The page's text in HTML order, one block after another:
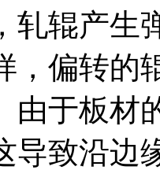
轧辊产生
，偏转的
由于板材
导致沿边